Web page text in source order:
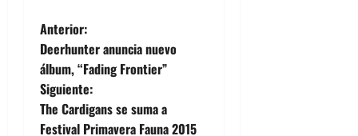
N
a
v
Anterior:
Deerhunter anuncia nuevo
álbum, “Fading Frontier”
Siguiente:
The Cardigans se suma a
Festival Primavera Fauna 2015